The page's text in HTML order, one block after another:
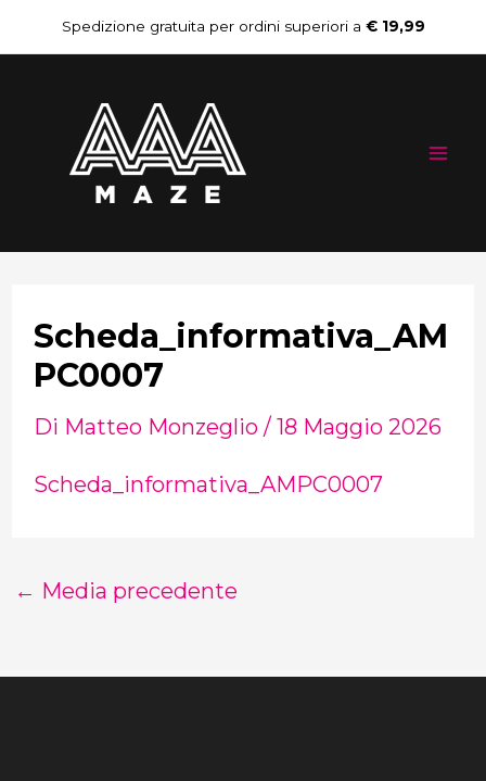
al
contenuto
Spedizione gratuita per ordini superiori a € 19,99
Scheda_informativa_AM
PC0007
Di Matteo Monzeglio / 18 Maggio 2026
Scheda_informativa_AMPC0007
Navigazione
articoli
← Media precedente